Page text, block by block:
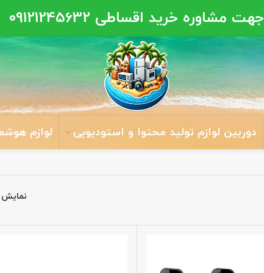
جهت مشاوره خرید اقساطی 09121245632
دوربین لوازم تولید محتوا و استودیویی لوازم
نمایش